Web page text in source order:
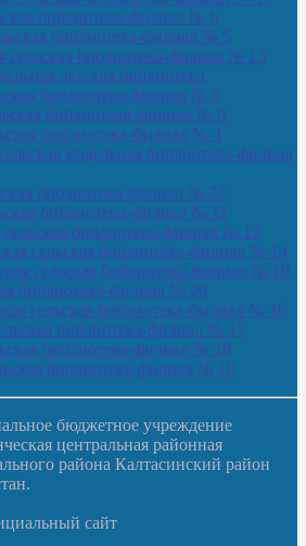
библиотека-филиал № 6
библиотека-филиал № 5
сельская библиотека-филиал № 13
детская библиотека
библиотека-филиал № 8
библиотека-филиал № 9
библиотека-филиал № 4
модельная библиотека-филиал
библиотека-филиал № 22
библиотека-филиал № 11
сельская библиотека-филиал № 12
сельская библиотека-филиал № 14
сельская библиотека-филиал № 19
библиотека-филиал № 20
сельская библиотека-филиал № 16
библиотека-филиал № 17
библиотека-филиал № 18
библиотека-филиал № 10
бюджетное учреждение
центральная районная
района Калтасинский район
сайт